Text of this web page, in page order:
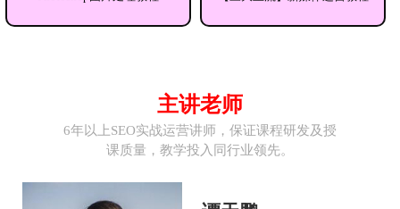
主讲老师
6年以上SEO实战运营讲师，保证课程研发及授
课质量，教学投入同行业领先。